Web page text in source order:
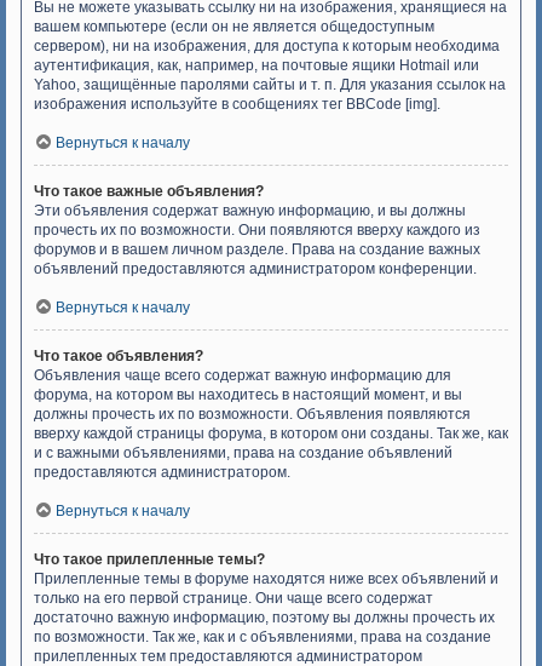
Вы не можете указывать ссылку ни на изображения, хранящиеся на
вашем компьютере (если он не является общедоступным
сервером), ни на изображения, для доступа к которым необходима
аутентификация, как, например, на почтовые ящики Hotmail или
Yahoo, защищённые паролями сайты и т. п. Для указания ссылок на
изображения используйте в сообщениях тег BBCode [img].
Вернуться к началу
Что такое важные объявления?
Эти объявления содержат важную информацию, и вы должны
прочесть их по возможности. Они появляются вверху каждого из
форумов и в вашем личном разделе. Права на создание важных
объявлений предоставляются администратором конференции.
Вернуться к началу
Что такое объявления?
Объявления чаще всего содержат важную информацию для
форума, на котором вы находитесь в настоящий момент, и вы
должны прочесть их по возможности. Объявления появляются
вверху каждой страницы форума, в котором они созданы. Так же, как
и с важными объявлениями, права на создание объявлений
предоставляются администратором.
Вернуться к началу
Что такое прилепленные темы?
Прилепленные темы в форуме находятся ниже всех объявлений и
только на его первой странице. Они чаще всего содержат
достаточно важную информацию, поэтому вы должны прочесть их
по возможности. Так же, как и с объявлениями, права на создание
прилепленных тем предоставляются администратором